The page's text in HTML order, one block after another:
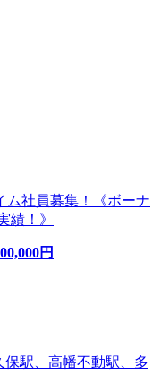
ム社員募集！《ボーナ
績！》
円
駅、高幡不動駅、多